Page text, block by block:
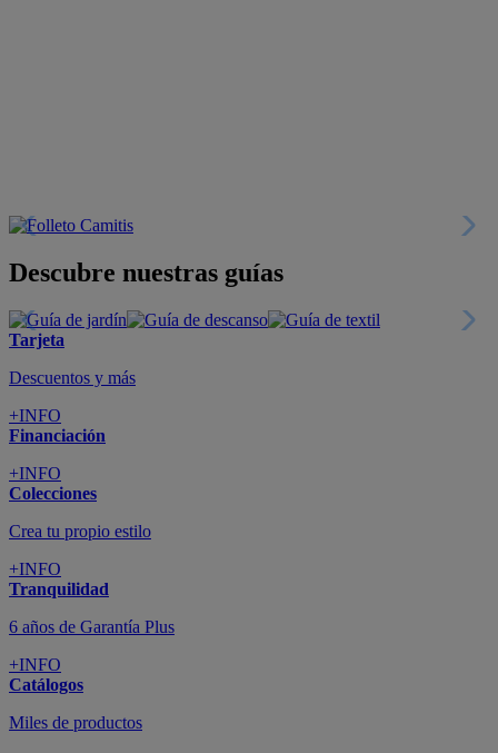
Descubre nuestras guías
Tarjeta
Descuentos y más
+INFO
Financiación
+INFO
Colecciones
Crea tu propio estilo
+INFO
Tranquilidad
6 años de Garantía Plus
+INFO
Catálogos
Miles de productos